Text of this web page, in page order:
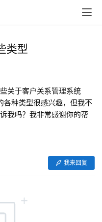
类型
关于客户关系管理系统
各种类型很感兴趣，但我不
我吗？我非常感谢你的帮
我来回复